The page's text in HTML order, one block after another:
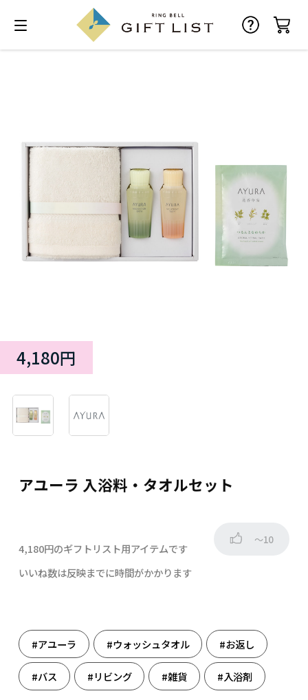
アユーラ 入浴料・タオルセット
4,180円
4,180円のギフトリスト用アイテムです
～10
いいね数は反映までに時間がかかります
#アユーラ #ウォッシュタオル #お返し
#バス #リビング #雑貨 #入浴剤